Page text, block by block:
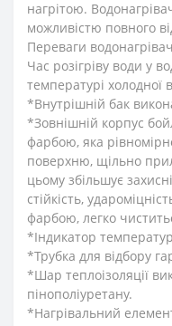
нагрітою.
можливістю повного
Переваги
Час розігріву води у
температурі холодної
*Внутрішній бак
*Зовнішній корпус
фарбою, яка
поверхню, щільно
цьому збільшує
стійкість,
фарбою, легко
*Індикатор
*Трубка для відбору
*Шар теплоізоляції
пінополіуретану.
*Нагрівальний